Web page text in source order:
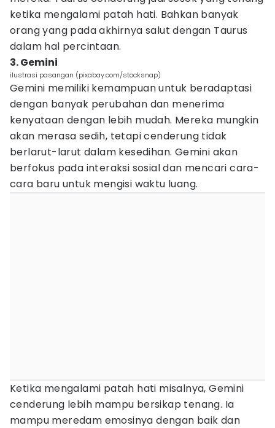
ketika mengalami patah hati. Bahkan banyak
orang yang pada akhirnya salut dengan Taurus
dalam hal percintaan.
3. Gemini
ilustrasi pasangan (pixabay.com/stocksnap)
Gemini memiliki kemampuan untuk beradaptasi
dengan banyak perubahan dan menerima
kenyataan dengan lebih mudah. Mereka mungkin
akan merasa sedih, tetapi cenderung tidak
berlarut-larut dalam kesedihan. Gemini akan
berfokus pada interaksi sosial dan mencari cara-
cara baru untuk mengisi waktu luang.
Ketika mengalami patah hati misalnya, Gemini
cenderung lebih mampu bersikap tenang. Ia
mampu meredam emosinya dengan baik dan